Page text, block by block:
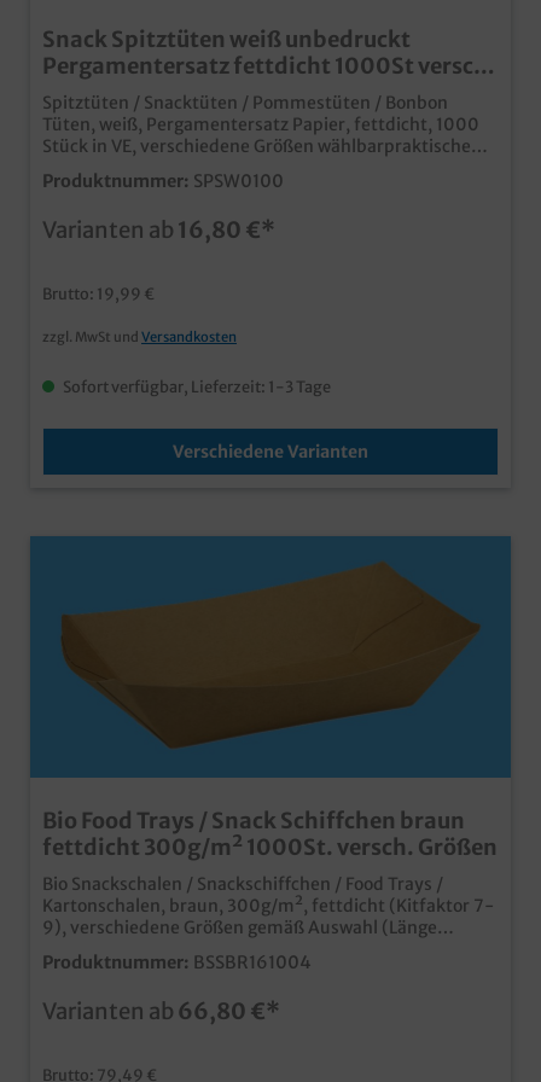
Snack Spitztüten weiß unbedruckt
Pergamentersatz fettdicht 1000St versch.
Größen
Spitztüten / Snacktüten / Pommestüten / Bonbon
Tüten, weiß, Pergamentersatz Papier, fettdicht, 1000
Stück in VE, verschiedene Größen wählbarpraktische
Snack Spitztüten für den Imbissbereichunbedruckt
weiß, für den vielseitigen Einsatzaus fettabweisendem
oder auch glasierte Süßwaren und
Produktnummer: SPSW0100
Varianten ab 16,80 €*
Brutto: 19,99 €
zzgl. MwSt und Versandkosten
Sofort verfügbar, Lieferzeit: 1-3 Tage
Verschiedene Varianten
Bio Food Trays / Snack Schiffchen braun
fettdicht 300g/m² 1000St. versch. Größen
Bio Snackschalen / Snackschiffchen / Food Trays /
Kartonschalen, braun, 300g/m², fettdicht (Kitfaktor 7-
9), verschiedene Größen gemäß Auswahl (Länge
oben/unten x Breite oben/unten x Höhe)S ca. 200ml /
M ca. 300ml / L ca. 400ml / XL ca. 600mlpraktische und
ohne Kunststoffbeschichtung, aber fettdicht durch KIT
Produktnummer: BSSBR161004
Varianten ab 66,80 €*
Brutto: 79,49 €